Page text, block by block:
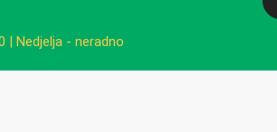
| Nedjelja - neradno